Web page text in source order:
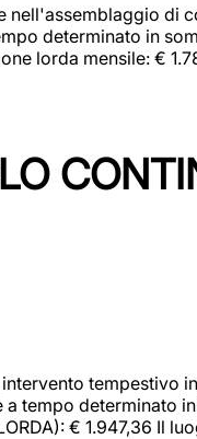
di
determinato in
lorda mensile: €
tempestivo
tempo determinato
€ 1.947,36 Il